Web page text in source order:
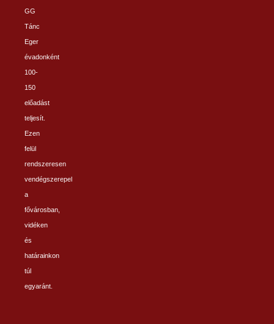
GG
Tánc
Eger
évadonként
100-
150
előadást
teljesít.
Ezen
felül
rendszeresen
vendégszerepel
a
fővárosban,
vidéken
és
határainkon
túl
egyaránt.